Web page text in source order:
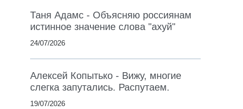
Таня Адамс - Объясняю россиянам
истинное значение слова "ахуй"
24/07/2026
Алексей Копытько - Вижу, многие
слегка запутались. Распутаем.
19/07/2026